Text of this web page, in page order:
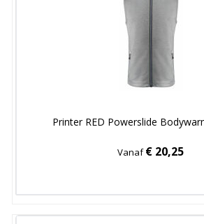
Printer RED Powerslide
Vanaf€ 20,25